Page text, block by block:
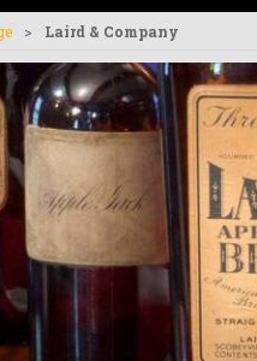
Laird & Company